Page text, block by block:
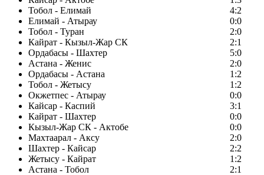
Тобол - Елимай
4:2
Елимай - Атырау
0:0
Тобол - Туран
2:0
Кайрат - Кызыл-Жар СК
2:1
Ордабасы - Шахтер
5:0
Астана - Женис
2:0
Ордабасы - Астана
1:2
Тобол - Жетысу
1:2
Окжетпес - Атырау
0:0
Кайсар - Каспий
3:1
Кайрат - Шахтер
0:0
Кызыл-Жар СК - Актобе
0:0
Махтаарал - Аксу
2:0
Шахтер - Кайсар
2:2
Жетысу - Кайрат
1:2
Астана - Тобол
2:1